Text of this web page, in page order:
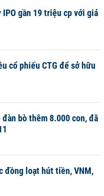
IPO gần 19 triệu cp với giá
cổ phiếu CTG để sở hữu
bò thêm 8.000 con, đã
đồng loạt hút tiền, VNM,